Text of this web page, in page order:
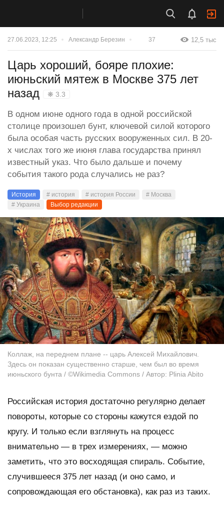
27.06.2023, 12:25 Александр Березин 37 12,5 тыс
Царь хороший, бояре плохие:
июньский мятеж в Москве 375 лет
назад
❋ 3.3
В одном июне одного года в одной российской
столице произошел бунт, ключевой силой которого
была особая часть русских вооруженных сил. В 20-
х числах того же июня глава государства принял
известный указ. Что было дальше и почему
события такого рода случались не раз?
История # история # история России
# Москва
# Украина
Выбор редакции
Коллаж, на переднем плане -- царь Алексей Михайлович.
Здесь он показан существенно старше, чем был во время
июньского бунта / ©Wikimedia Commons / Автор: Plinia Abito
Российская история достаточно регулярно делает
повороты, которые со стороны кажутся ездой по
кругу. И только если взглянуть на процесс
внимательно — в трех измерениях, — можно
заметить, что это восходящая спираль. Событие,
случившееся 375 лет назад (и оно само, и
сопровождающая его обстановка), как раз из таких.